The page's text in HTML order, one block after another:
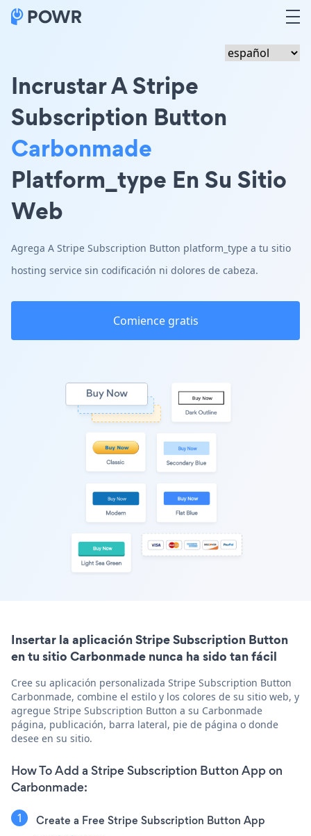
Incrustar A Stripe
Subscription Button
Carbonmade
Platform_type En Su Sitio
Web
Agrega A Stripe Subscription Button platform_type a tu sitio
hosting service sin codificación ni dolores de cabeza.
Comience gratis
Insertar la aplicación Stripe Subscription Button
en tu sitio Carbonmade nunca ha sido tan fácil
Cree su aplicación personalizada Stripe Subscription Button
Carbonmade, combine el estilo y los colores de su sitio web, y
agregue Stripe Subscription Button a su Carbonmade
página, publicación, barra lateral, pie de página o donde
desee en su sitio.
How To Add a Stripe Subscription Button App on
Carbonmade:
Create a Free Stripe Subscription Button App